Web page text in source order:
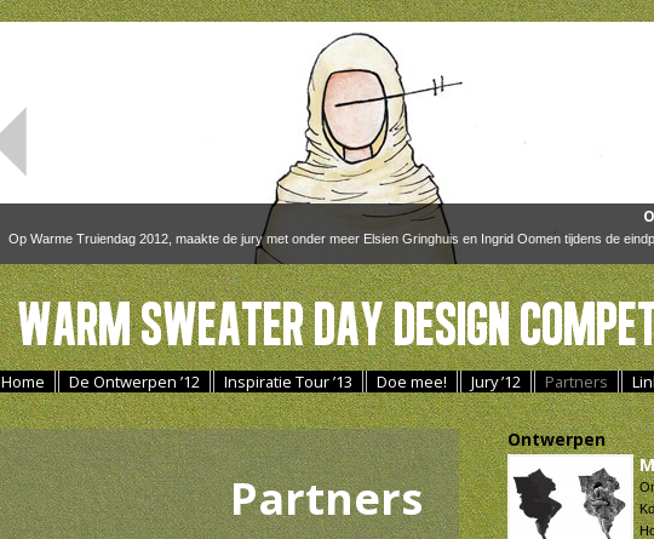
Op Warme Truiendag 2012, maakte de jury met onder meer Elsien Gringhuis en Ingrid Oomen tijdens de
Warm Sweater Day Design
Home De Ontwerpen ’12 Inspiratie Tour ’13 Doe mee! Jury ’12 Partners
Partners
Ontwerpen